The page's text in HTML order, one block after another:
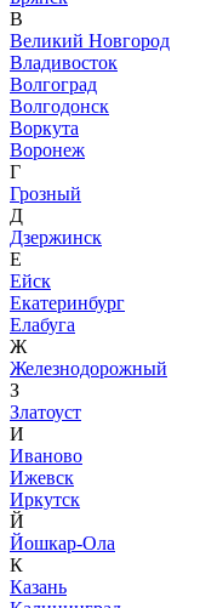
В
Великий Новгород
Владивосток
Волгоград
Волгодонск
Воркута
Воронеж
Г
Грозный
Д
Дзержинск
Е
Ейск
Екатеринбург
Елабуга
Ж
Железнодорожный
З
Златоуст
И
Иваново
Ижевск
Иркутск
Й
Йошкар-Ола
К
Казань